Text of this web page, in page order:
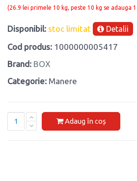
(26.9 lei primele 10 kg, peste 10 kg se adauga
Disponibil: stoc limitat Detalii
Cod produs: 1000000005417
Brand: BOX
Categorie: Manere
Adaug în coș